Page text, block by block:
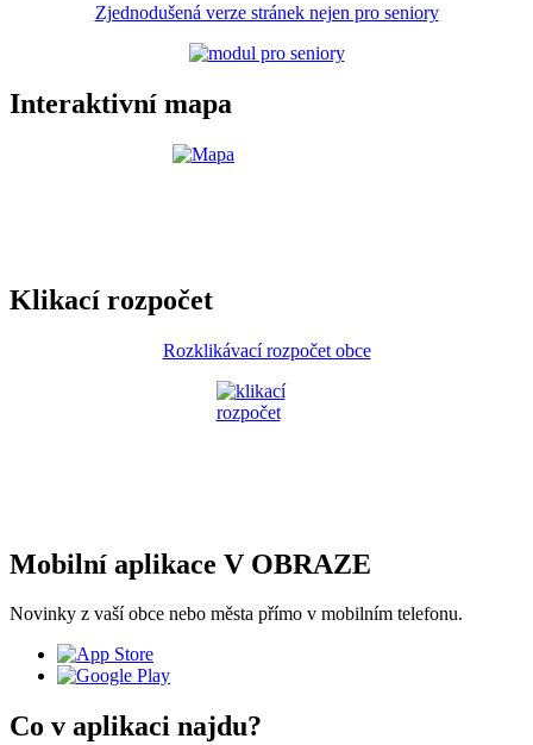
Zjednodušená verze stránek nejen pro seniory
Interaktivní mapa
Klikací rozpočet
Rozklikávací rozpočet obce
Mobilní aplikace V OBRAZE
Novinky z vaší obce nebo města přímo v mobilním telefonu.
Co v aplikaci najdu?